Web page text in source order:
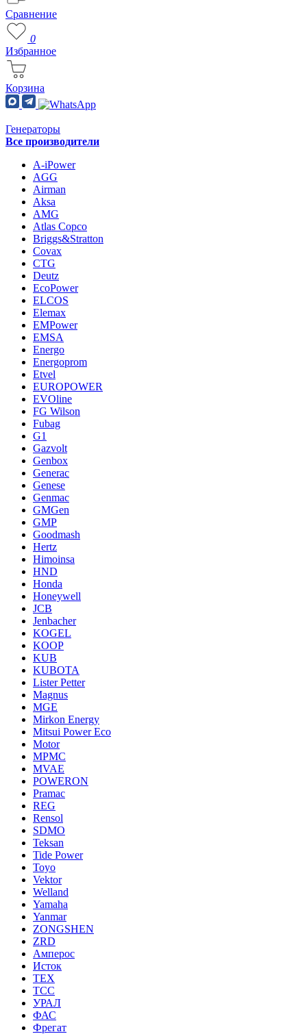
Сравнение
0
Избранное
Корзина
Генераторы
Все производители
A-iPower
AGG
Airman
Aksa
AMG
Atlas Copco
Briggs&Stratton
Covax
CTG
Deutz
EcoPower
ELCOS
Elemax
EMPower
EMSA
Energo
Energoprom
Etvel
EUROPOWER
EVOline
FG Wilson
Fubag
G1
Gazvolt
Genbox
Generac
Genese
Genmac
GMGen
GMP
Goodmash
Hertz
Himoinsa
HND
Honda
Honeywell
JCB
Jenbacher
KOGEL
KOOP
KUB
KUBOTA
Lister Petter
Magnus
MGE
Mirkon Energy
Mitsui Power Eco
Motor
MPMC
MVAE
POWERON
Pramac
REG
Rensol
SDMO
Teksan
Tide Power
Toyo
Vektor
Welland
Yamaha
Yanmar
ZONGSHEN
ZRD
Амперос
Исток
ТЕХ
ТСС
УРАЛ
ФАС
Фрегат